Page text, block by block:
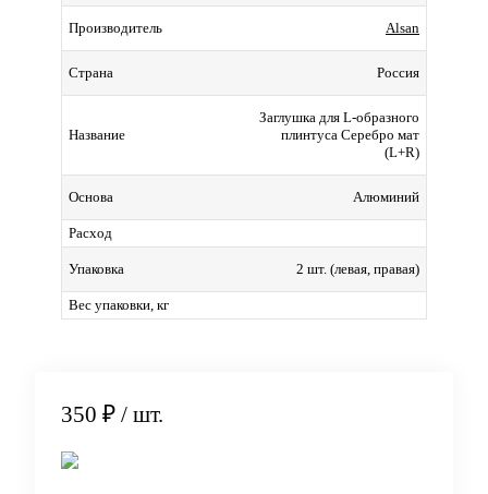
Производитель Alsan
Страна Россия
Название
Заглушка для L-образного
плинтуса Серебро мат
(L+R)
Основа Алюминий
Расход
Упаковка 2 шт. (левая, правая)
Вес упаковки, кг
350 ₽ / шт.